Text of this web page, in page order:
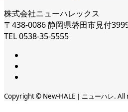
株式会社ニューハレックス
〒438-0086 静岡県磐田市見付
TEL 0538-35-5555
Copyright © New-HALE｜ニューハレ.